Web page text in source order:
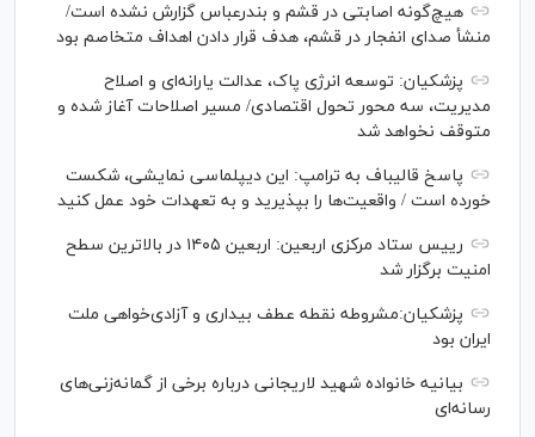
هیچ‌گونه اصابتی در قشم و بندرعباس گزارش نشده است/
منشأ صدای انفجار در قشم، هدف قرار دادن اهداف متخاصم بود
پزشکیان: توسعه انرژی پاک، عدالت یارانه‌ای و اصلاح
مدیریت، سه محور تحول اقتصادی/ مسیر اصلاحات آغاز شده و
متوقف نخواهد شد
پاسخ قالیباف به ترامپ: این دیپلماسی نمایشی، شکست
خورده است / واقعیت‌ها را بپذیرید و به تعهدات خود عمل کنید
رییس ستاد مرکزی اربعین: اربعین ۱۴۰۵ در بالاترین سطح
امنیت برگزار شد
پزشکیان:مشروطه نقطه عطف بیداری و آزادی‌خواهی ملت
ایران بود
بیانیه خانواده شهید لاریجانی درباره برخی از گمانه‌زنی‌های
رسانه‌ای